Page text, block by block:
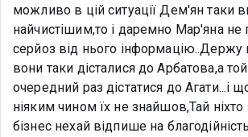
можливо в цій ситуації Дем'ян таки
найчистішим,то і даремно Мар'яна не
серйоз від нього інформацію..Держу
вони таки дісталися до Арбатова,а
очередний раз дістатися до Агати...і
ніяким чином їх не знайшов,Тай ніхто
бізнес нехай відпише на